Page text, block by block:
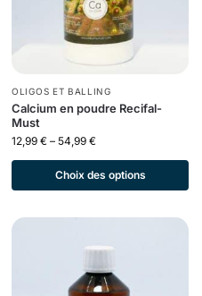
OLIGOS ET BALLING
Calcium en poudre Recifal-
Must
12,99 € – 54,99 €
Choix des options